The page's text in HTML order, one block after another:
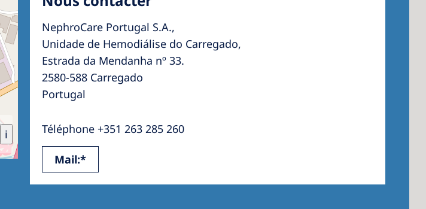
Portugal
Romania
Russia
Asia Pacific
Australia
Philippines
North America
America
i
NephroCare Portugal S.A.,
Unidade de Hemodiálise do Carregado,
Estrada da Mendanha nº 33.
2580-588 Carregado
Portugal
Téléphone +351 263 285 260
Mail:*